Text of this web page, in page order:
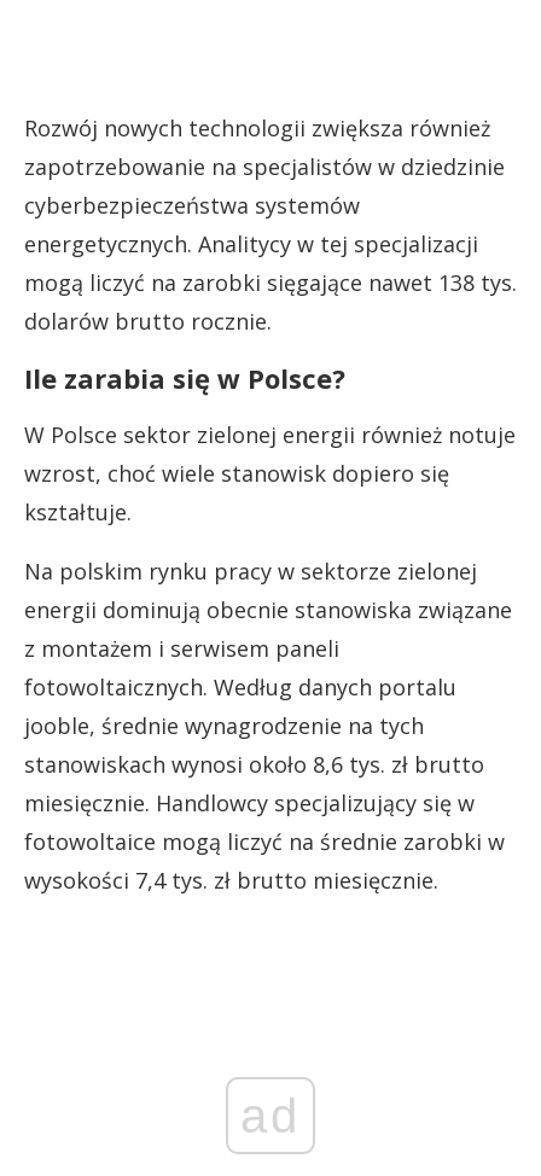
Rozwój nowych technologii zwiększa również
zapotrzebowanie na specjalistów w dziedzinie
cyberbezpieczeństwa systemów
energetycznych. Analitycy w tej specjalizacji
mogą liczyć na zarobki sięgające nawet 138 tys.
dolarów brutto rocznie.
Ile zarabia się w Polsce?
W Polsce sektor zielonej energii również notuje
wzrost, choć wiele stanowisk dopiero się
kształtuje.
Na polskim rynku pracy w sektorze zielonej
energii dominują obecnie stanowiska związane
z montażem i serwisem paneli
fotowoltaicznych. Według danych portalu
jooble, średnie wynagrodzenie na tych
stanowiskach wynosi około 8,6 tys. zł brutto
miesięcznie. Handlowcy specjalizujący się w
fotowoltaice mogą liczyć na średnie zarobki w
wysokości 7,4 tys. zł brutto miesięcznie.
ad